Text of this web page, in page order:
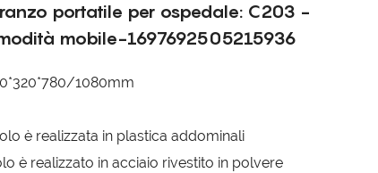
portatile per ospedale: C203 -
mobile-1697692505215936
1080mm
è realizzata in plastica addominali
è realizzato in acciaio rivestito in polvere